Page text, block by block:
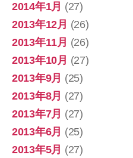
2014年1月 (27)
2013年12月 (26)
2013年11月 (26)
2013年10月 (27)
2013年9月 (25)
2013年8月 (27)
2013年7月 (27)
2013年6月 (25)
2013年5月 (27)